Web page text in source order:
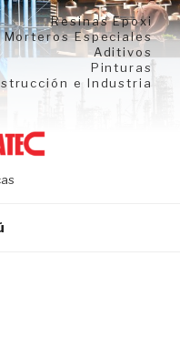
Resinas Epoxi
Morteros Especiales
Aditivos
Pinturas
e Industria